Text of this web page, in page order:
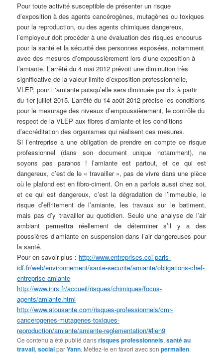
Pour toute activité susceptible de présenter un risque
d’exposition à des agents cancérogènes, mutagènes ou toxiques
pour la reproduction, ou des agents chimiques dangereux,
l’employeur doit procéder à une évaluation des risques encourus
pour la santé et la sécurité des personnes exposées, notamment
avec des mesures d’empoussièrement lors d’une exposition à
l’amiante. L’arrêté du 4 mai 2012 prévoit une diminution très
significative de la valeur limite d’exposition professionnelle,
VLEP, pour l ‘amiante puisqu’elle sera diminuée par dix à partir
du 1er juillet 2015. L’arrêté du 14 août 2012 précise les conditions
pour le mesurage des niveaux d’empoussièrement, le contrôle du
respect de la VLEP aux fibres d’amiante et les conditions
d’accréditation des organismes qui réalisent ces mesures.
Si l’entreprise a une obligation de prendre en compte ce risque
professionnel (dans son document unique notamment), ne
soyons pas paranos ! l’amiante est partout, et ce qui est
dangereux, c’est de le « travailler », pas de vivre dans une pièce
où le plafond est en fibro-ciment. On en a parfois aussi chez soi,
et ce qui est dangereux, c’est la dégradation de l’immeuble, le
risque d’effritement de l’amiante, les travaux sur le batiment,
mais pas d’y travailler au quotidien. Seule une analyse de l’air
ambiant permettra réellement de déterminer s’il y a des
poussières d’amiante en suspension dans l’air dangereuses pour
la santé.
Pour en savoir plus : http://www.entreprises.cci-paris-
idf.fr/web/environnement/sante-securite/amiante/obligations-chef-
entreprise-amiante
http://www.inrs.fr/accueil/risques/chimiques/focus-
agents/amiante.html
http://www.atousante.com/risques-professionnels/cmr-
cancerogenes-mutagenes-toxiques-
reproduction/amiante/amiante-reglementation/#lien9
Ce contenu a été publié dansrisques professionnels,santé au
travail,socialparYann. Mettez-le en favori avec sonpermalien.